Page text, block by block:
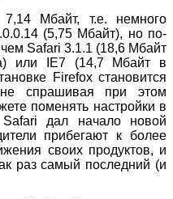
Мбайт, т.е. немного
(5,75 Мбайт), но по-
Safari 3.1.1 (18,6 Мбайт
или IE7 (14,7 Мбайт в
Firefox становится
спрашивая при этом
поменять настройки в
Safari дал начало новой
прибегают к более
своих продуктов, и
раз самый последний (и